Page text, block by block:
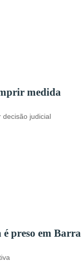
medida
decisão judicial
é preso em Barra